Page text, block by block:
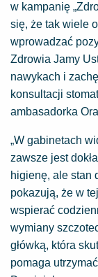
w kampanię
się, że tak wiele
wprowadzać
Zdrowia Jamy
nawykach i
konsultacji
ambasadorka
„W gabinetach
zawsze jest
higienę, ale stan
pokazują, że w
wspierać
wymiany
główką, która
pomaga